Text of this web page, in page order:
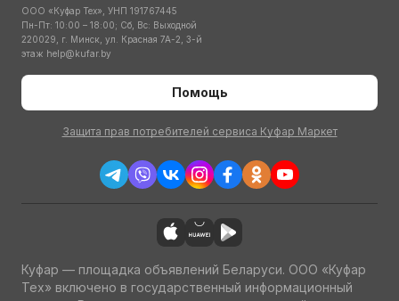
ООО «Куфар Тех», УНП 191767445
Пн-Пт: 10:00 – 18:00; Сб, Вс: Выходной
220029, г. Минск, ул. Красная 7А-2, 3-й
этаж help@kufar.by
Помощь
Защита прав потребителей сервиса Куфар Маркет
Куфар — площадка объявлений Беларуси. ООО «Куфар
Тех» включено в государственный информационный